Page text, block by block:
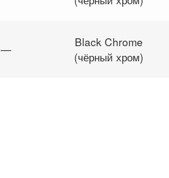
—
Black Chrome
(чёрный хром)